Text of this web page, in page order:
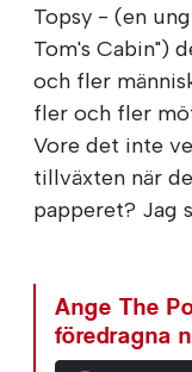
Topsy - (en
Tom's Cabin")
och fler
fler och fler
Vore det inte
tillväxten när
papperet? Jag
Ange The
föredragna